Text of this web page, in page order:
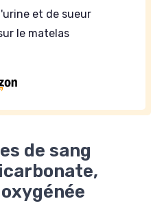
et de sueur
le matelas
de sang